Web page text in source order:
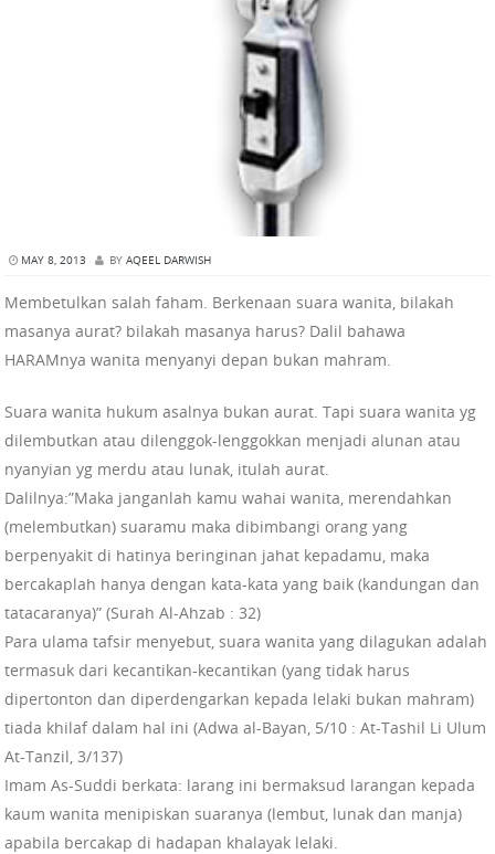
MAY 8, 2013 BY AQEEL DARWISH
Membetulkan salah faham. Berkenaan suara wanita, bilakah
masanya aurat? bilakah masanya harus? Dalil bahawa
HARAMnya wanita menyanyi depan bukan mahram.
Suara wanita hukum asalnya bukan aurat. Tapi suara wanita yg
dilembutkan atau dilenggok-lenggokkan menjadi alunan atau
nyanyian yg merdu atau lunak, itulah aurat.
Dalilnya:”Maka janganlah kamu wahai wanita, merendahkan
(melembutkan) suaramu maka dibimbangi orang yang
berpenyakit di hatinya beringinan jahat kepadamu, maka
bercakaplah hanya dengan kata-kata yang baik (kandungan dan
tatacaranya)” (Surah Al-Ahzab : 32)
Para ulama tafsir menyebut, suara wanita yang dilagukan adalah
termasuk dari kecantikan-kecantikan (yang tidak harus
dipertonton dan diperdengarkan kepada lelaki bukan mahram)
tiada khilaf dalam hal ini (Adwa al-Bayan, 5/10 : At-Tashil Li Ulum
At-Tanzil, 3/137)
Imam As-Suddi berkata: larang ini bermaksud larangan kepada
kaum wanita menipiskan suaranya (lembut, lunak dan manja)
apabila bercakap di hadapan khalayak lelaki.